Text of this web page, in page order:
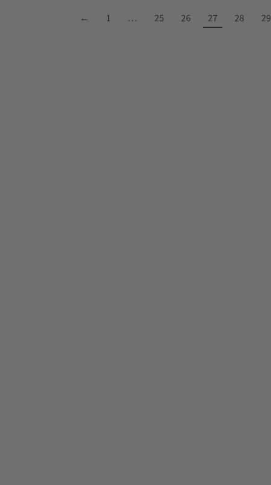
← 1 … 25 26 27 28 29